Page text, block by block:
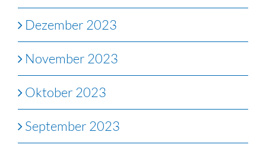
Dezember 2023
November 2023
Oktober 2023
September 2023